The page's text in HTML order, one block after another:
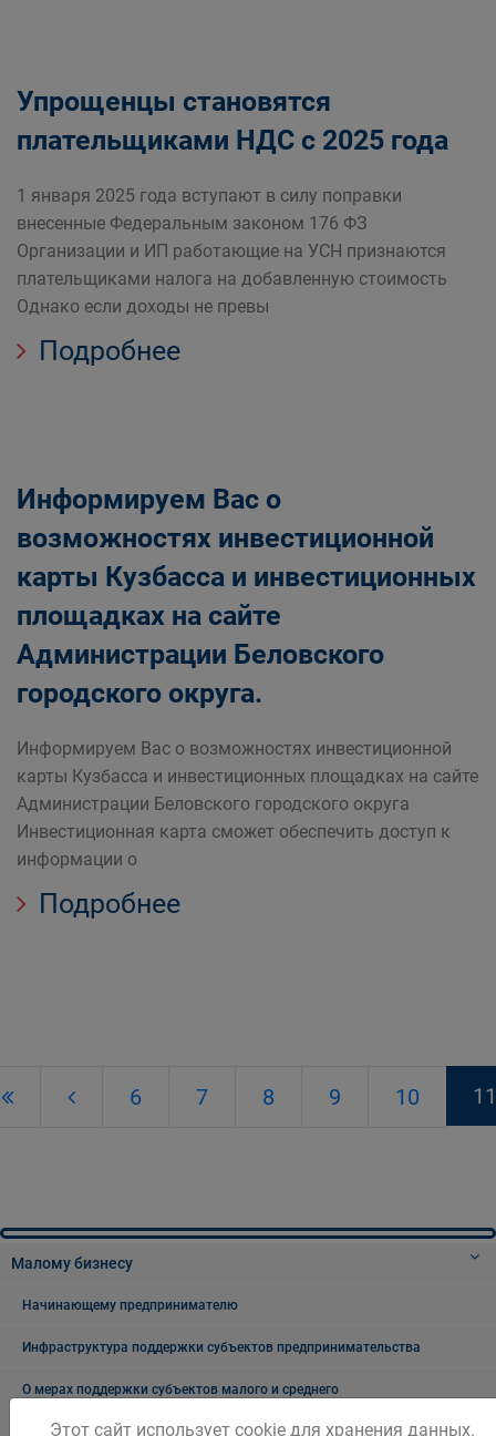
Упрощенцы становятся
плательщиками НДС с 2025 года
1 января 2025 года вступают в силу поправки
внесенные Федеральным законом 176 ФЗ
Организации и ИП работающие на УСН признаются
плательщиками налога на добавленную стоимость
Однако если доходы не превы
Подробнее
Информируем Вас о
возможностях инвестиционной
карты Кузбасса и инвестиционных
площадках на сайте
Администрации Беловского
городского округа.
Информируем Вас о возможностях инвестиционной
карты Кузбасса и инвестиционных площадках на сайте
Администрации Беловского городского округа
Инвестиционная карта сможет обеспечить доступ к
информации о
Подробнее
6 7 8 9 10 11
Малому бизнесу
Начинающему предпринимателю
Инфраструктура поддержки субъектов предпринимательства
О мерах поддержки субъектов малого и среднего
предпринимательства АО "Корпорация "МСП"
Этот сайт использует cookie для хранения данных.